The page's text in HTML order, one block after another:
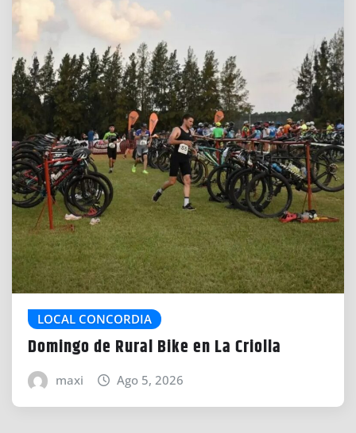
LOCAL CONCORDIA
Domingo de Rural Bike en La Criolla
maxi Ago 5, 2026